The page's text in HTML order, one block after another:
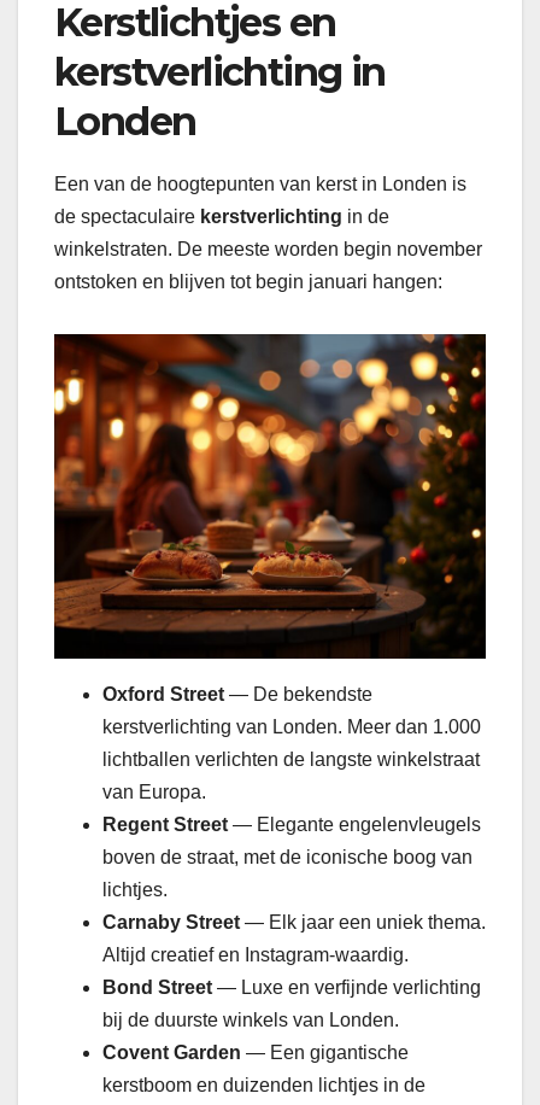
Kerstlichtjes en
kerstverlichting in
Londen
Een van de hoogtepunten van kerst in Londen is
de spectaculaire kerstverlichting in de
winkelstraten. De meeste worden begin november
ontstoken en blijven tot begin januari hangen:
Oxford Street — De bekendste
kerstverlichting van Londen. Meer dan 1.000
lichtballen verlichten de langste winkelstraat
van Europa.
Regent Street — Elegante engelenvleugels
boven de straat, met de iconische boog van
lichtjes.
Carnaby Street — Elk jaar een uniek thema.
Altijd creatief en Instagram-waardig.
Bond Street — Luxe en verfijnde verlichting
bij de duurste winkels van Londen.
Covent Garden — Een gigantische
kerstboom en duizenden lichtjes in de